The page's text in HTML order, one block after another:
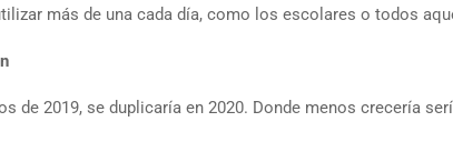
más de una cada día, como los escolares o todos
de 2019, se duplicaría en 2020. Donde menos crecería